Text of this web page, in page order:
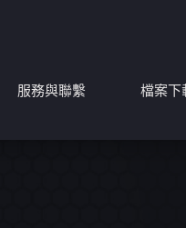
服務與聯繫 檔案下